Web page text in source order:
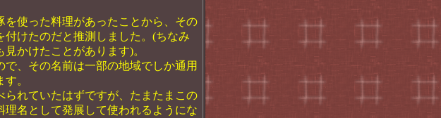
使った料理があったことから、その
けたのだと推測しました。(ちなみ
かけたことがあります)。
、その名前は一部の地域でしか通用
。
れていたはずですが、たまたまこの
名として発展して使われるようにな